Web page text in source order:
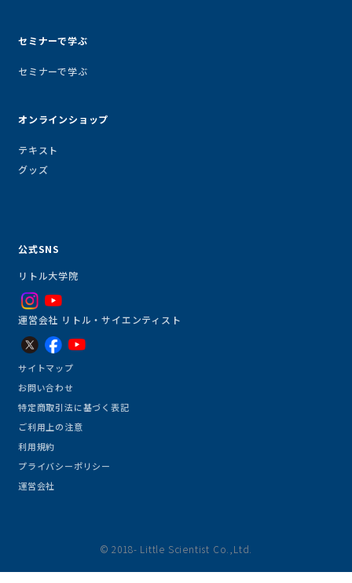
セミナーで学ぶ
セミナーで学ぶ
オンラインショップ
テキスト
グッズ
公式SNS
リトル大学院
運営会社 リトル・サイエンティスト
サイトマップ
お問い合わせ
特定商取引法に基づく表記
ご利用上の注意
利用規約
プライバシーポリシー
運営会社
© 2018- Little Scientist Co.,Ltd.